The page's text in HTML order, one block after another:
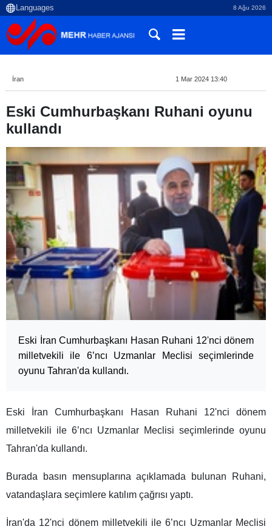
8 Ağu 2026
İran 1 Mar 2024 13:40
Eski Cumhurbaşkanı Ruhani oyunu
kullandı
Eski İran Cumhurbaşkanı Hasan Ruhani 12'nci dönem
milletvekili ile 6’ncı Uzmanlar Meclisi seçimlerinde
oyunu Tahran'da kullandı.
Eski İran Cumhurbaşkanı Hasan Ruhani 12'nci dönem
milletvekili ile 6’ncı Uzmanlar Meclisi seçimlerinde oyunu
Tahran'da kullandı.
Burada basın mensuplarına açıklamada bulunan Ruhani,
vatandaşlara seçimlere katılım çağrısı yaptı.
İran'da 12'nci dönem milletvekili ile 6’ncı Uzmanlar Meclisi